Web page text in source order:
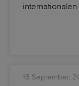
18 September,